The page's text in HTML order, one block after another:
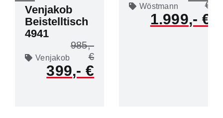
Venjakob
Beistelltisch
4941
Venjakob
985
399
Wöstmann
1.999